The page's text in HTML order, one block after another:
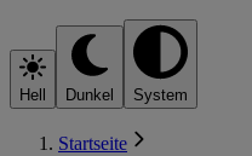
Hell Dunkel System
Startseite